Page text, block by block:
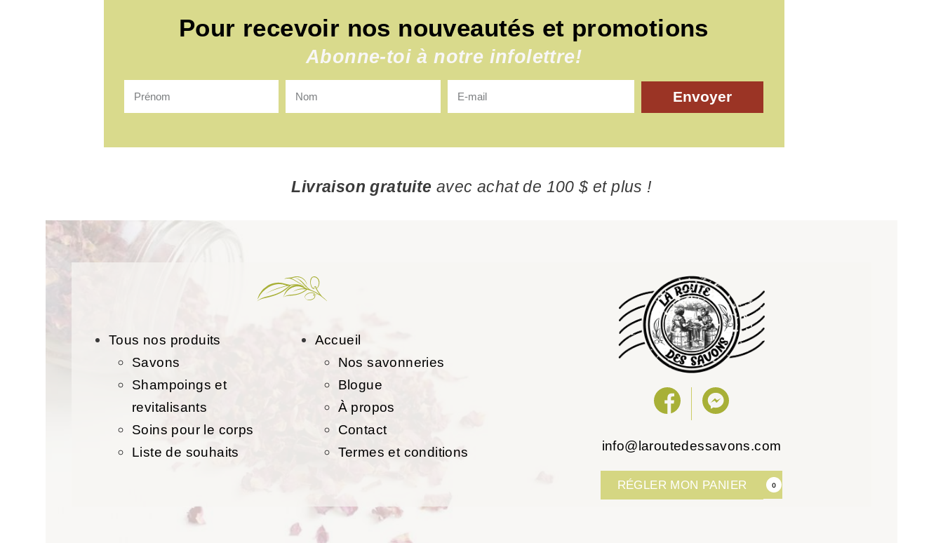
Pour recevoir nos nouveautés et promotions
Abonne-toi à notre infolettre!
Envoyer
Livraison gratuite avec achat de 100 $ et plus !
Tous nos produits
Savons
Shampoings et
revitalisants
Soins pour le corps
Liste de souhaits
Accueil
Nos savonneries
Blogue
À propos
Contact
Termes et conditions
info@laroutedessavons.com
RÉGLER MON PANIER 0